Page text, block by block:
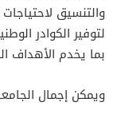
والتنسيق
لتوفير الكوادر
بما يخدم الأهداف
ويمكن إجمال